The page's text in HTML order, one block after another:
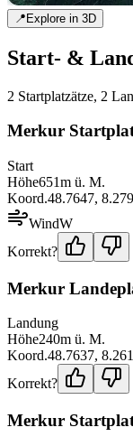
📍Explore in 3D
Start- &
2 Startplatzätze, 2
Merkur
Start
Höhe651m ü. M.
Koord.48.7647,
WindW
Korrekt?
Merkur
Landung
Höhe240m ü. M.
Koord.48.7637,
Korrekt?
Merkur